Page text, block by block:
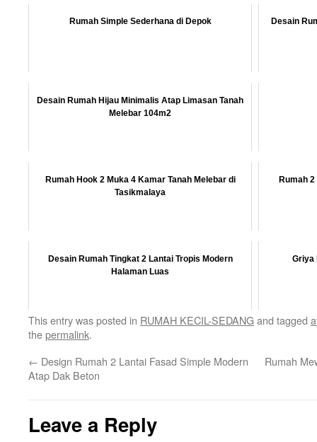
Rumah Simple Sederhana di Depok Desain
Desain Rumah Hijau Minimalis Atap Limasan Tanah
Melebar 104m2
Rumah Hook 2 Muka 4 Kamar Tanah Melebar di
Tasikmalaya
Rumah
Desain Rumah Tingkat 2 Lantai Tropis Modern
Halaman Luas
Griya
This entry was posted in RUMAH KECIL-SEDANGand tagged
thepermalink.
← Design Rumah 2 Lantai Fasad Simple Modern
Atap Dak Beton
Rumah
Leave a Reply